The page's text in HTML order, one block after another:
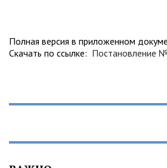
Полная версия в приложенном
Скачать по ссылке: Постановление